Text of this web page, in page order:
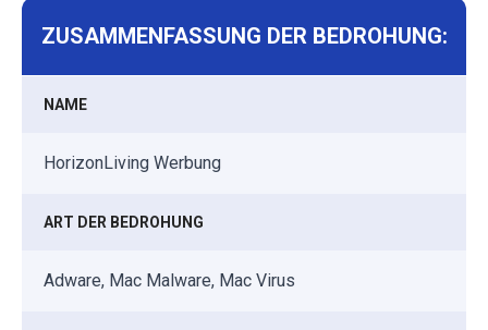
ZUSAMMENFASSUNG DER BEDROHUNG:
NAME
HorizonLiving Werbung
ART DER BEDROHUNG
Adware, Mac Malware, Mac Virus